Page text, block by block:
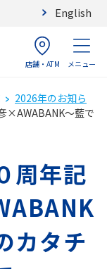
English
店舗・ATM メニュー
2026年のお知ら
×AWABANK～藍で
周年記
カタチ